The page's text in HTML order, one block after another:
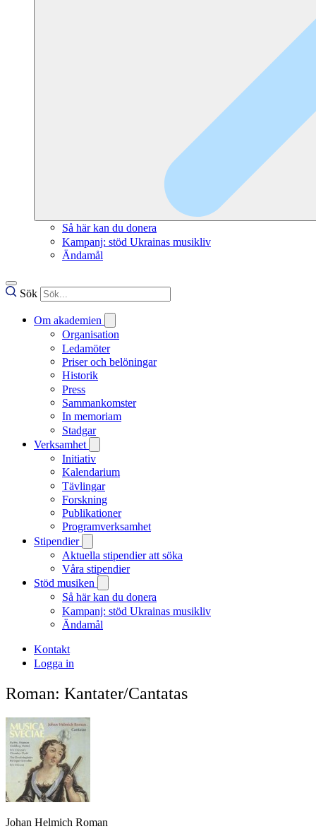
Så här kan du donera
Kampanj: stöd Ukrainas musikliv
Ändamål
Sök
Om akademien
Organisation
Ledamöter
Priser och belöningar
Historik
Press
Sammankomster
In memoriam
Stadgar
Verksamhet
Initiativ
Kalendarium
Tävlingar
Forskning
Publikationer
Programverksamhet
Stipendier
Aktuella stipendier att söka
Våra stipendier
Stöd musiken
Så här kan du donera
Kampanj: stöd Ukrainas musikliv
Ändamål
Kontakt
Logga in
Roman: Kantater/Cantatas
Johan Helmich Roman